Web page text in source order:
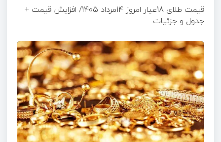
قیمت طلای 18عیار امروز 14مرداد 1405/ افزایش قیمت +
جدول و جزئیات